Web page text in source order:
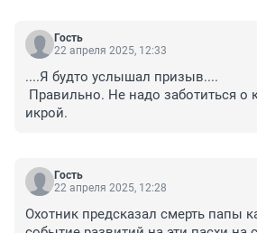
Гость
22 апреля 2025, 12:33
....Я будто услышал призыв....
Правильно. Не надо заботиться о
икрой.
Гость
22 апреля 2025, 12:28
Охотник предсказал смерть папы